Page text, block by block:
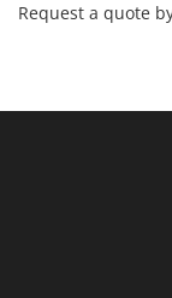
Request a quote